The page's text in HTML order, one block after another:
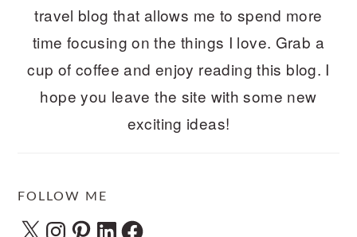
travel blog that allows me to spend more
time focusing on the things I love. Grab a
cup of coffee and enjoy reading this blog. I
hope you leave the site with some new
exciting ideas!
FOLLOW ME
X Instagram
Pinterest
LinkedInFacebook